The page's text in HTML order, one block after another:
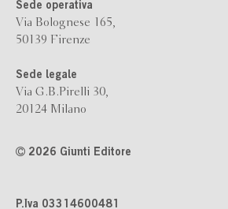
Sede operativa
Via Bolognese 165,
50139 Firenze
Sede legale
Via G.B.Pirelli 30,
20124 Milano
2026 Giunti Editore
P.Iva 03314600481